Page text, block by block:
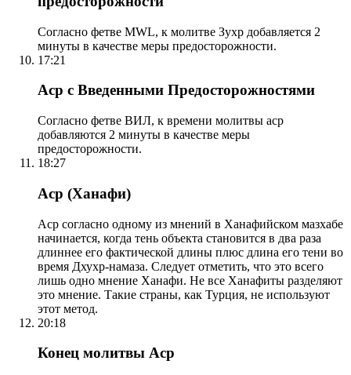
Согласно фетве MWL, к молитве Зухр добавляется 2
минуты в качестве меры предосторожности.
17:21
Аср с Введенными Предосторожностями
Согласно фетве ВИЛ, к времени молитвы аср
добавляются 2 минуты в качестве меры
предосторожности.
18:27
Аср (Ханафи)
Аср согласно одному из мнений в Ханафийском мазхабе
начинается, когда тень объекта становится в два раза
длиннее его фактической длины плюс длина его тени во
время Дхухр-намаза. Следует отметить, что это всего
лишь одно мнение Ханафи. Не все Ханафиты разделяют
это мнение. Такие страны, как Турция, не используют
этот метод.
20:18
Конец молитвы Аср